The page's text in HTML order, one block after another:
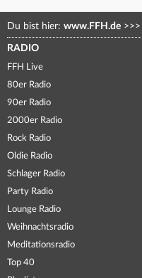
Du bist hier: www.FFH.de >>>
RADIO
FFH Live
80er Radio
90er Radio
2000er Radio
Rock Radio
Oldie Radio
Schlager Radio
Party Radio
Lounge Radio
Weihnachtsradio
Meditationsradio
Top 40